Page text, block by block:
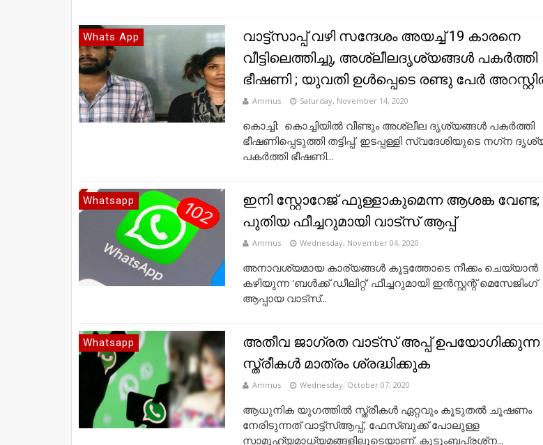
Whats App
വാട്ട്‌സാപ്പ് വഴി സന്ദേശം അയച്ച് 19 കാരനെ
വീട്ടിലെത്തിച്ചു, അശ്ലീലദൃശ്യങ്ങള്‍ പകര്‍ത്തി
ഭീഷണി ; യുവതി ഉള്‍പ്പെടെ രണ്ടു പേര്‍
Ammus Saturday, November 14, 2020
കൊച്ചി: കൊച്ചിയില്‍ വീണ്ടും അശ്ലീല ദൃശ്യങ്ങള്‍ പകര്‍ത്തി
ഭീഷണിപ്പെടുത്തി തട്ടിപ്പ്. ഇടപ്പള്ളി സ്വദേശിയുടെ നഗ്‌ന
പകര്‍ത്തി ഭീഷണി...
Whatsapp
ഇനി സ്റ്റോറേജ് ഫുള്ളാകുമെന്ന ആശങ്ക വേണ്ട;
പുതിയ ഫീച്ചറുമായി വാട്സ് ആപ്പ്
Ammus Wednesday, November 04, 2020
അനാവശ്യമായ കാര്യങ്ങള്‍ കൂട്ടത്തോടെ നീക്കം ചെയ്യാന്‍
കഴിയുന്ന 'ബള്‍ക്ക് ഡീലിറ്റ്' ഫീച്ചറുമായി ഇന്‍സ്റ്റന്റ് മെസേജിംഗ്
ആപ്പായ വാട്‌സ്‌...
Whatsapp
അതീവ ജാഗ്രത വാട്സ് അപ്പ് ഉപയോഗിക്കുന്ന
സ്ത്രീകള്‍ മാത്രം ശ്രദ്ധിക്കുക
Ammus Wednesday, October 07, 2020
ആധുനിക യുഗത്തില്‍ സ്ത്രീകള്‍ ഏറ്റവും കൂടുതല്‍ ചൂഷണം
നേരിടുന്നത് വാട്ട്‌സ്ആപ്പ്, ഫേസ്ബുക്ക് പോലുള്ള
സാമൂഹ്യമാധ്യമങ്ങളിലൂടെയാണ്. കുടുംബപ്രശ്‌ന...